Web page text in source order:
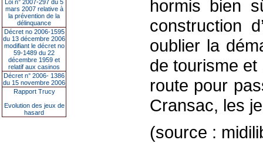
Loi n° 2007-297 du 5
mars 2007 relative à
la prévention de la
délinquance
Décret no 2006-1595
du 13 décembre 2006
modifiant le décret no
59-1489 du 22
décembre 1959 et
relatif aux casinos
Décret n° 2006- 1386
du 15 novembre 2006
Rapport Trucy
Evolution des jeux de
hasard
hormis bien
construction
oublier la
de tourisme
route pour
Cransac, les
(source :